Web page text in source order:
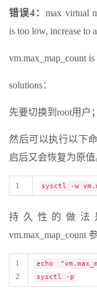
错误4：max virtual
is too low, increase to
vm.max_map_count
solutions：
先要切换到root用户；
然后可以执行以下
启后又会恢复为原值
1 sysctl -w
持久性的做法
vm.max_map_count
1
2
echo
sysctl -p